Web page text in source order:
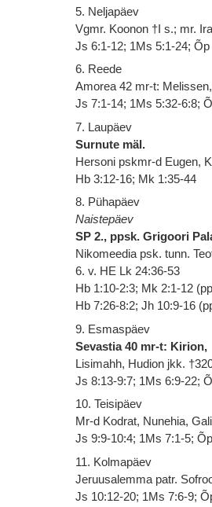
5. Neljapäev
Vgmr. Koonon †I s.; mr.
Js 6:1-12; 1Ms 5:1-24; Õp
6. Reede
Amorea 42 mr-t:
Js 7:1-14; 1Ms 5:32-6:8;
7. Laupäev
Surnute mäl.
Hersoni pskmr-d Eugen,
Hb 3:12-16; Mk 1:35-44
8. Pühapäev
Naistepäev
SP 2., ppsk. Grigoori
Nikomeedia psk. tunn.
6. v. HE Lk 24:36-53
Hb 1:10-2:3; Mk 2:1-12
Hb 7:26-8:2; Jh 10:9-16
9. Esmaspäev
Sevastia 40 mr-t: Kirion,
Lisimahh, Hudion jkk.
Js 8:13-9:7; 1Ms 6:9-22;
10. Teisipäev
Mr-d Kodrat, Nunehia,
Js 9:9-10:4; 1Ms 7:1-5;
11. Kolmapäev
Jeruusalemma patr.
Js 10:12-20; 1Ms 7:6-9;